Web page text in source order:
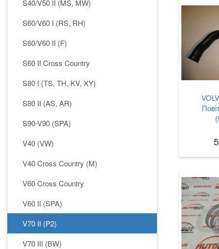
S40/V50 II (MS, MW)
S60/V60 I (RS, RH)
S60/V60 II (F)
S60 II Cross Country
S80 I (TS, TH, KV, XY)
S80 II (AS, AR)
S90-V90 (SPA)
V40 (VW)
V40 Cross Country (M)
V60 Cross Country
V60 II (SPA)
V70 II (P2)
V70 III (BW)